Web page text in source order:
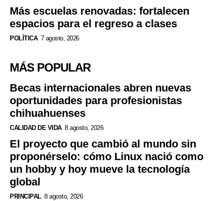
Más escuelas renovadas: fortalecen
espacios para el regreso a clases
POLÍTICA 7 agosto, 2026
MÁS POPULAR
Becas internacionales abren nuevas
oportunidades para profesionistas
chihuahuenses
CALIDAD DE VIDA 8 agosto, 2026
El proyecto que cambió al mundo sin
proponérselo: cómo Linux nació como
un hobby y hoy mueve la tecnología
global
PRINCIPAL 8 agosto, 2026